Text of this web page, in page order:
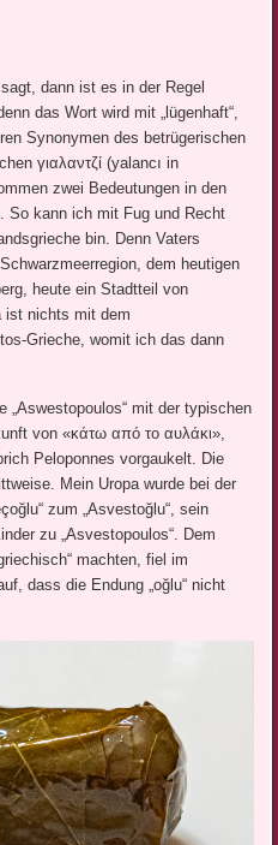
dann ist es in der Regel
das Wort wird mit „lügenhaft“,
Synonymen des betrügerischen
γιαλαντζί (yalancı in
zwei Bedeutungen in den
So kann ich mit Fug und Recht
bin. Denn Vaters
dem heutigen
heute ein Stadtteil von
ist nichts mit dem
Grieche, womit ich das dann
„Aswestopoulos“ mit der typischen
von «κάτω από το αυλάκι»,
Peloponnes vorgaukelt. Die
Mein Uropa wurde bei der
zum „Asvestoğlu“, sein
zu „Asvestopoulos“. Dem
machten, fiel im
dass die Endung „oğlu“ nicht